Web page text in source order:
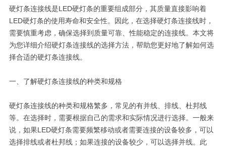
硬灯条连接线是LED硬灯条的重要组成部分，其质量直接影响着
LED硬灯条的使用寿命和安全性。因此，在选择硬灯条连接线时，
需要慎重考虑，确保选择到质量可靠、性能稳定的连接线。本文将
为您详细介绍硬灯条连接线的选择方法，帮助您更好地了解如何选
择合适的硬灯条连接线。
一、了解硬灯条连接线的种类和规格
硬灯条连接线的种类和规格繁多，常见的有并线、排线、杜邦线
等。在选择时，需要根据自己的需求和实际情况进行选择。一般来
说，如果LED硬灯条需要频繁移动或者需要连接的设备较多，可以
选择排线或者杜邦线；如果连接的设备较少，可以选择并线。此